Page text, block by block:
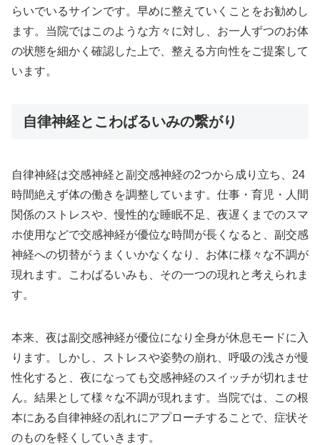
らいでいるサインです。早めに整えていくことをお勧めし
ます。当院ではこのような方々に対し、お一人ずつのお体
の状態を細かく確認した上で、整える方向性をご提案して
います。
自律神経とこわばるいみの繋がり
自律神経は交感神経と副交感神経の2つから成り立ち、24
時間絶えず体の働きを調整しています。仕事・育児・人間
関係のストレスや、慢性的な睡眠不足、夜遅くまでのスマ
ホ使用などで交感神経が優位な時間が長くなると、副交感
神経への切替がうまくいかなくなり、お体に様々な不調が
現れます。こわばるいみも、その一つの現れと考えられま
す。
本来、夜は副交感神経が優位になり全身が休息モードに入
ります。しかし、ストレスや姿勢の崩れ、呼吸の浅さが慢
性化すると、夜になっても交感神経のスイッチが切れませ
ん。結果として様々な不調が現れます。当院では、この根
本にある自律神経の乱れにアプローチすることで、症状そ
のものを軽くしていきます。